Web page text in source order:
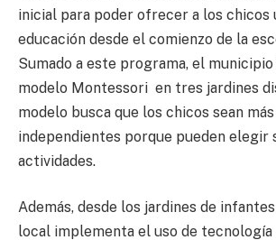
inicial para poder ofrecer a los chicos
educación desde el comienzo de la
Sumado a este programa, el
modelo Montessori en tres jardines
modelo busca que los chicos sean
independientes porque pueden elegir
actividades.
Además, desde los jardines de
local implementa el uso de tecnología